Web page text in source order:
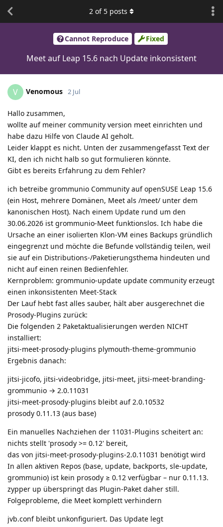
Cannot Reproduce Fixed
Meet auf Leap 15.6 nach Update inkonsistent
2 of 5 posts
V Venomous 2 Jul
Hallo zusammen,
wollte auf meiner community version meet einrichten und
habe dazu Hilfe von Claude AI geholt.
Leider klappt es nicht. Unten der zusammengefasst Text der
KI, den ich nicht halb so gut formulieren könnte.
Gibt es bereits Erfahrung zu dem Fehler?
ich betreibe grommunio Community auf openSUSE Leap 15.6
(ein Host, mehrere Domänen, Meet als /meet/ unter dem
kanonischen Host). Nach einem Update rund um den
30.06.2026 ist grommunio-Meet funktionslos. Ich habe die
Ursache an einer isolierten Klon-VM eines Backups gründlich
eingegrenzt und möchte die Befunde vollständig teilen, weil
sie auf ein Distributions-/Paketierungsthema hindeuten und
nicht auf einen reinen Bedienfehler.
Kernproblem: grommunio-update update community erzeugt
einen inkonsistenten Meet-Stack
Der Lauf hebt fast alles sauber, hält aber ausgerechnet die
Prosody-Plugins zurück:
Die folgenden 2 Paketaktualisierungen werden NICHT
installiert:
jitsi-meet-prosody-plugins plymouth-theme-grommunio
Ergebnis danach:
jitsi-jicofo, jitsi-videobridge, jitsi-meet, jitsi-meet-branding-
grommunio → 2.0.11031
jitsi-meet-prosody-plugins bleibt auf 2.0.10532
prosody 0.11.13 (aus base)
Ein manuelles Nachziehen der 11031-Plugins scheitert an:
nichts stellt 'prosody >= 0.12' bereit,
das von jitsi-meet-prosody-plugins-2.0.11031 benötigt wird
In allen aktiven Repos (base, update, backports, sle-update,
grommunio) ist kein prosody ≥ 0.12 verfügbar – nur 0.11.13.
zypper up überspringt das Plugin-Paket daher still.
Folgeprobleme, die Meet komplett verhindern
jvb.conf bleibt unkonfiguriert. Das Update legt